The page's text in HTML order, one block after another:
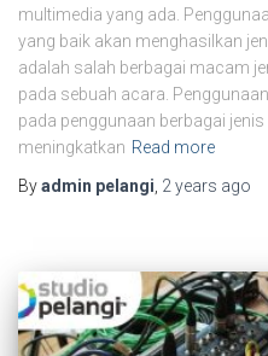
multimedia yang ada.
yang baik akan menghasilkan
adalah salah berbagai macam
pada sebuah acara.
pada penggunaan berbagai
meningkatkan Read more
Byadmin pelangi 2 years ago